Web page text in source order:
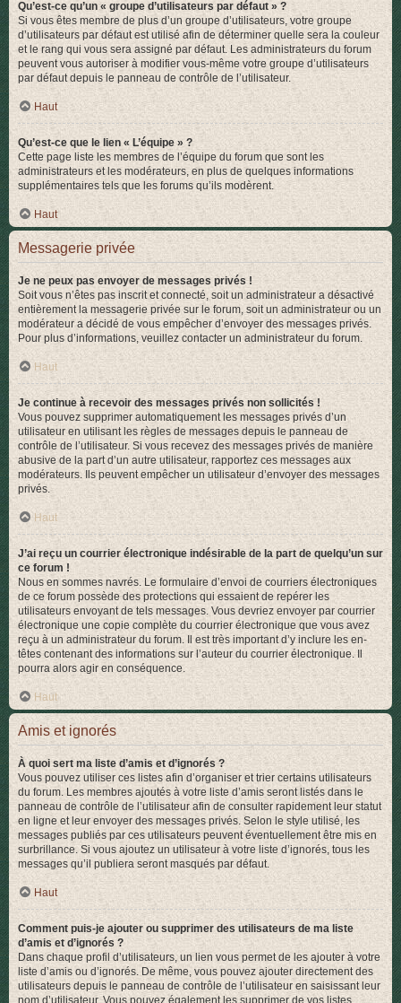
Qu’est-ce qu’un « groupe d’utilisateurs par défaut » ?
Si vous êtes membre de plus d’un groupe d’utilisateurs, votre groupe
d’utilisateurs par défaut est utilisé afin de déterminer quelle sera la couleur
et le rang qui vous sera assigné par défaut. Les administrateurs du forum
peuvent vous autoriser à modifier vous-même votre groupe d’utilisateurs
par défaut depuis le panneau de contrôle de l’utilisateur.
Haut
Qu’est-ce que le lien « L’équipe » ?
Cette page liste les membres de l’équipe du forum que sont les
administrateurs et les modérateurs, en plus de quelques informations
supplémentaires tels que les forums qu’ils modèrent.
Haut
Messagerie privée
Je ne peux pas envoyer de messages privés !
Soit vous n’êtes pas inscrit et connecté, soit un administrateur a désactivé
entièrement la messagerie privée sur le forum, soit un administrateur ou un
modérateur a décidé de vous empêcher d’envoyer des messages privés.
Pour plus d’informations, veuillez contacter un administrateur du forum.
Haut
Je continue à recevoir des messages privés non sollicités !
Vous pouvez supprimer automatiquement les messages privés d’un
utilisateur en utilisant les règles de messages depuis le panneau de
contrôle de l’utilisateur. Si vous recevez des messages privés de manière
abusive de la part d’un autre utilisateur, rapportez ces messages aux
modérateurs. Ils peuvent empêcher un utilisateur d’envoyer des messages
privés.
Haut
J’ai reçu un courrier électronique indésirable de la part de quelqu’un sur
ce forum !
Nous en sommes navrés. Le formulaire d’envoi de courriers électroniques
de ce forum possède des protections qui essaient de repérer les
utilisateurs envoyant de tels messages. Vous devriez envoyer par courrier
électronique une copie complète du courrier électronique que vous avez
reçu à un administrateur du forum. Il est très important d’y inclure les en-
têtes contenant des informations sur l’auteur du courrier électronique. Il
pourra alors agir en conséquence.
Haut
Amis et ignorés
À quoi sert ma liste d’amis et d’ignorés ?
Vous pouvez utiliser ces listes afin d’organiser et trier certains utilisateurs
du forum. Les membres ajoutés à votre liste d’amis seront listés dans le
panneau de contrôle de l’utilisateur afin de consulter rapidement leur statut
en ligne et leur envoyer des messages privés. Selon le style utilisé, les
messages publiés par ces utilisateurs peuvent éventuellement être mis en
surbrillance. Si vous ajoutez un utilisateur à votre liste d’ignorés, tous les
messages qu’il publiera seront masqués par défaut.
Haut
Comment puis-je ajouter ou supprimer des utilisateurs de ma liste
d’amis et d’ignorés ?
Dans chaque profil d’utilisateurs, un lien vous permet de les ajouter à votre
liste d’amis ou d’ignorés. De même, vous pouvez ajouter directement des
utilisateurs depuis le panneau de contrôle de l’utilisateur en saisissant leur
nom d’utilisateur. Vous pouvez également les supprimer de vos listes